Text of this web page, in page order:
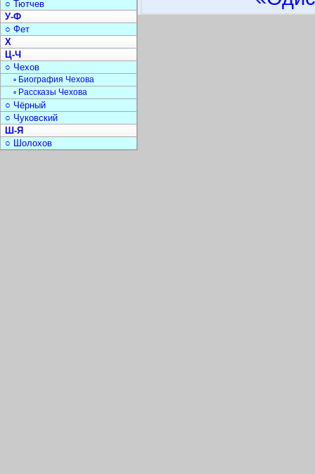
○ Тютчев
У-Ф
○ Фет
Х
Ц-Ч
○ Чехов
▫ Биография Чехова
▫ Рассказы Чехова
○ Чёрный
○ Чуковский
Ш-Я
○ Шолохов